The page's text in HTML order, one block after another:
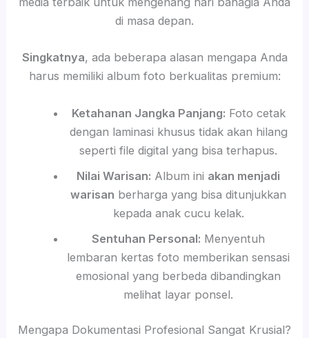
di masa depan.
Singkatnya, ada beberapa alasan mengapa Anda
harus memiliki album foto berkualitas premium:
Ketahanan Jangka Panjang: Foto cetak
dengan laminasi khusus tidak akan hilang
seperti file digital yang bisa terhapus.
Nilai Warisan: Album ini akan menjadi
warisan berharga yang bisa ditunjukkan
kepada anak cucu kelak.
Sentuhan Personal: Menyentuh
lembaran kertas foto memberikan sensasi
emosional yang berbeda dibandingkan
melihat layar ponsel.
Mengapa Dokumentasi Profesional Sangat Krusial?